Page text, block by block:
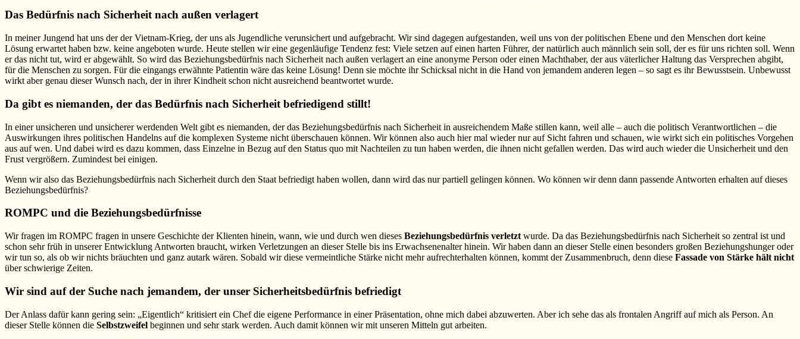
Das Bedürfnis nach Sicherheit nach außen verlagert
In meiner Jungend hat uns der der Vietnam-Krieg, der uns als Jugendliche verunsichert und aufgebracht. Wir sind dagegen aufgestanden, weil uns von der politischen Ebene und den Menschen dort keine
Lösung erwartet haben bzw. keine angeboten wurde. Heute stellen wir eine gegenläufige Tendenz fest: Viele setzen auf einen harten Führer, der natürlich auch männlich sein soll, der es für uns richten soll. Wenn
er das nicht tut, wird er abgewählt. So wird das Beziehungsbedürfnis nach Sicherheit nach außen verlagert an eine anonyme Person oder einen Machthaber, der aus väterlicher Haltung das Versprechen abgibt,
für die Menschen zu sorgen. Für die eingangs erwähnte Patientin wäre das keine Lösung! Denn sie möchte ihr Schicksal nicht in die Hand von jemandem anderen legen – so sagt es ihr Bewusstsein. Unbewusst
wirkt aber genau dieser Wunsch nach, der in ihrer Kindheit schon nicht ausreichend beantwortet wurde.
Da gibt es niemanden, der das Bedürfnis nach Sicherheit befriedigend stillt!
In einer unsicheren und unsicherer werdenden Welt gibt es niemanden, der das Beziehungsbedürfnis nach Sicherheit in ausreichendem Maße stillen kann, weil alle – auch die politisch Verantwortlichen – die
Auswirkungen ihres politischen Handelns auf die komplexen Systeme nicht überschauen können. Wir können also auch hier mal wieder nur auf Sicht fahren und schauen, wie wirkt sich ein politisches Vorgehen
aus auf wen. Und dabei wird es dazu kommen, dass Einzelne in Bezug auf den Status quo mit Nachteilen zu tun haben werden, die ihnen nicht gefallen werden. Das wird auch wieder die Unsicherheit und den
Frust vergrößern. Zumindest bei einigen.
Wenn wir also das Beziehungsbedürfnis nach Sicherheit durch den Staat befriedigt haben wollen, dann wird das nur partiell gelingen können. Wo können wir denn dann passende Antworten erhalten auf dieses
Beziehungsbedürfnis?
ROMPC und die Beziehungsbedürfnisse
Wir fragen im ROMPC fragen in unsere Geschichte der Klienten hinein, wann, wie und durch wen dieses Beziehungsbedürfnis verletzt wurde. Da das Beziehungsbedürfnis nach Sicherheit so zentral ist und
schon sehr früh in unserer Entwicklung Antworten braucht, wirken Verletzungen an dieser Stelle bis ins Erwachsenenalter hinein. Wir haben dann an dieser Stelle einen besonders großen Beziehungshunger oder
wir tun so, als ob wir nichts bräuchten und ganz autark wären. Sobald wir diese vermeintliche Stärke nicht mehr aufrechterhalten können, kommt der Zusammenbruch, denn diese Fassade von Stärke hält nicht
über schwierige Zeiten.
Wir sind auf der Suche nach jemandem, der unser Sicherheitsbedürfnis befriedigt
Der Anlass dafür kann gering sein: „Eigentlich“ kritisiert ein Chef die eigene Performance in einer Präsentation, ohne mich dabei abzuwerten. Aber ich sehe das als frontalen Angriff auf mich als Person. An
dieser Stelle können die Selbstzweifel beginnen und sehr stark werden. Auch damit können wir mit unseren Mitteln gut arbeiten.